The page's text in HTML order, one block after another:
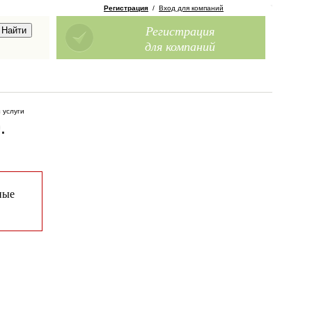
Регистрация / Вход для компаний
Регистрация
для компаний
.